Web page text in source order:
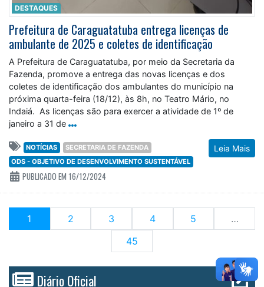
DESTAQUES
Prefeitura de Caraguatatuba entrega licenças de
ambulante de 2025 e coletes de identificação
A Prefeitura de Caraguatatuba, por meio da Secretaria da
Fazenda, promove a entrega das novas licenças e dos
coletes de identificação dos ambulantes do município na
próxima quarta-feira (18/12), às 8h, no Teatro Mário, no
Indaiá. As licenças são para exercer a atividade de 1º de
janeiro a 31 de
Leia Mais
NOTÍCIAS
SECRETARIA DE FAZENDA
ODS - OBJETIVO DE DESENVOLVIMENTO SUSTENTÁVEL
PUBLICADO EM 16/12/2024
1 (current)2 3 4 5
45
Diário Oficial